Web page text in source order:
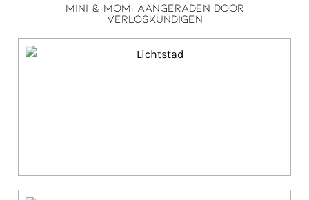
Mini & Mom: Aangeraden door
verloskundigen